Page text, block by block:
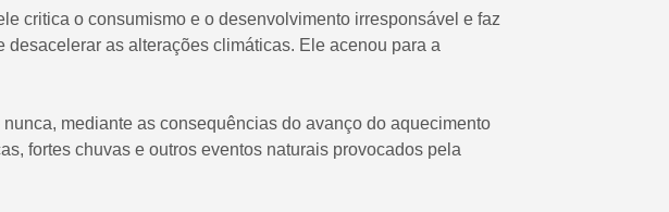
critica o consumismo e o desenvolvimento irresponsável e faz
as alterações climáticas. Ele acenou para a
mediante as consequências do avanço do aquecimento
fortes chuvas e outros eventos naturais provocados pela